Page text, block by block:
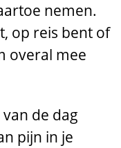
nemen.
op reis bent of
overal mee
de dag
pijn in je